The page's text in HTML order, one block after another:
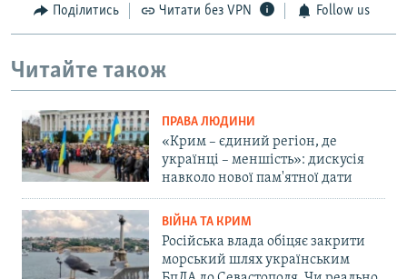
Поділитись Читати без VPN Follow us
Читайте також
ПРАВА ЛЮДИНИ
«Крим – єдиний регіон, де
українці – меншість»: дискусія
навколо нової пам'ятної дати
ВІЙНА ТА КРИМ
Російська влада обіцяє закрити
морський шлях українським